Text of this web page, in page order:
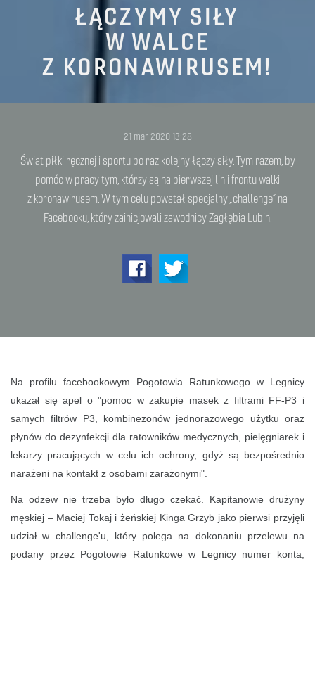
ŁĄCZYMY SIŁY
W WALCE
Z KORONAWIRUSEM!
21 mar 2020 13:28
Świat piłki ręcznej i sportu po raz kolejny łączy siły. Tym razem, by
pomóc w pracy tym, którzy są na pierwszej linii frontu walki
z koronawirusem. W tym celu powstał specjalny „challenge” na
Facebooku, który zainicjowali zawodnicy Zagłębia Lubin.
Na profilu facebookowym Pogotowia Ratunkowego w Legnicy
ukazał się apel o "pomoc w zakupie masek z filtrami FF-P3 i
samych filtrów P3, kombinezonów jednorazowego użytku oraz
płynów do dezynfekcji dla ratowników medycznych, pielęgniarek i
lekarzy pracujących w celu ich ochrony, gdyż są bezpośrednio
narażeni na kontakt z osobami zarażonymi".
Na odzew nie trzeba było długo czekać. Kapitanowie drużyny
męskiej – Maciej Tokaj i żeńskiej Kinga Grzyb jako pierwsi przyjęli
udział w challenge'u, który polega na dokonaniu przelewu na
podany przez Pogotowie Ratunkowe w Legnicy numer konta,